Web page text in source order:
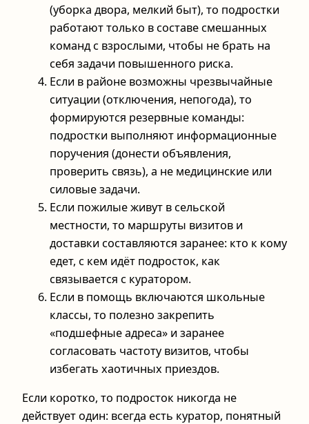
(уборка двора, мелкий быт), то подростки
работают только в составе смешанных
команд с взрослыми, чтобы не брать на
себя задачи повышенного риска.
Если в районе возможны чрезвычайные
ситуации (отключения, непогода), то
формируются резервные команды:
подростки выполняют информационные
поручения (донести объявления,
проверить связь), а не медицинские или
силовые задачи.
Если пожилые живут в сельской
местности, то маршруты визитов и
доставки составляются заранее: кто к кому
едет, с кем идёт подросток, как
связывается с куратором.
Если в помощь включаются школьные
классы, то полезно закрепить
«подшефные адреса» и заранее
согласовать частоту визитов, чтобы
избегать хаотичных приездов.
Если коротко, то подросток никогда не
действует один: всегда есть куратор, понятный